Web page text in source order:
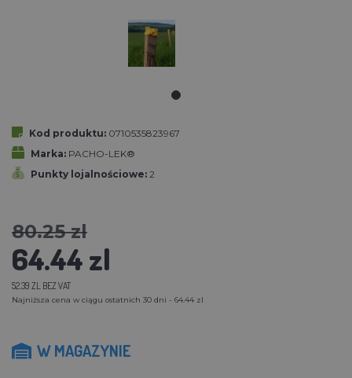
Kod produktu: 0710535823967
Marka: PACHO-LEK®
Punkty lojalnościowe: 2
80.25 zl
64.44 zl
52.39 ZL BEZ VAT
Najniższa cena w ciągu ostatnich 30 dni - 64.44 zl
W MAGAZYNIE